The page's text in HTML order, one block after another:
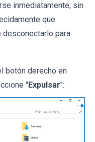
inmediatamente; sin
que
para
botón derecho en
"Expulsar":